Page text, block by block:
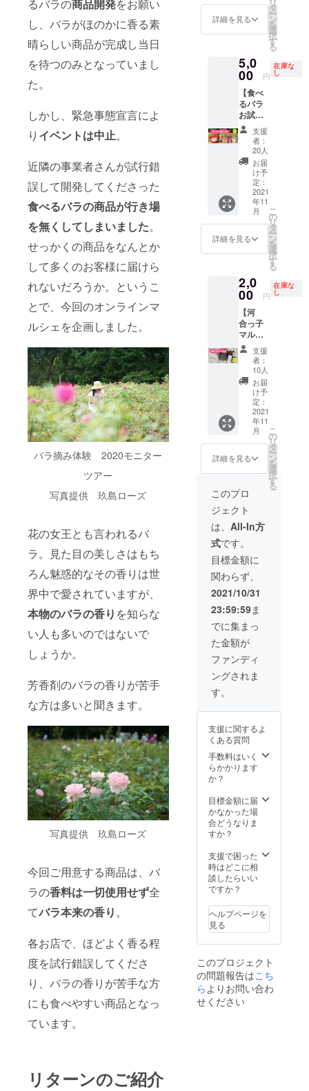
るバラの商品開発をお願い
し、バラがほのかに香る素
晴らしい商品が完成し当日
を待つのみとなっていまし
た。
しかし、緊急事態宣言によ
り イベントは中止。
近隣の事業者さんが試行錯
誤して開発してくださった
食べるバラの商品が行き場
を無くしてしまいました。
せっかくの商品をなんとか
して多くのお客様に届けら
れないだろうか。というこ
とで、今回のオンラインマ
ルシェを企画しました。
バラ摘み体験 2020モニター
ツアー
写真提供 玖島ローズ
花の女王とも言われるバ
ラ。見た目の美しさはもち
ろん魅惑的なその香りは世
界中で愛されていますが、
本物のバラの香り を知らな
い人も多いのではないで
しょうか。
芳香剤のバラの香りが苦手
な方は多いと聞きます。
写真提供 玖島ローズ
今回ご用意する商品は、バ
ラの香料は一切使用せず全
てバラ本来の香り。
各お店で、ほどよく香る程
度を試行錯誤してくださ
り、バラの香りが苦手な方
にも食べやすい商品となっ
ています。
リターンのご紹介
●NOAS
OBIキャ
サイズ
27cm×
31cm×
16cm
耐荷重
16.5kg
●お礼の
お手紙
今年か
わいス
キー場
にオー
プンし
たばか
りの
Noasob
iキャン
飛騨の
森
ウィー
クでは
Noasob
iブース
を設営
し、自
然での
遊び方
をPRし
てくれ
る予定
でし
た。こ
スの支
援でこ
の
Noasob
iキャン
プ場を
てくだ
さい。
す。
メール
アドレ
スの記
願いし
ます。
商品は
いらな
いけど
応援し
たいと
いう方
はこち
らをお
願いし
ます。
来年度
の食べ
るバラ
と飛騨
の森
援して
くださ
る方、
河合町
の活性
化を応
援して
くださ
る方は
こちら
をお願
いしま
す。 い
ただい
たご支
援は、
実行委
に使用
いただ
きま
詳細を見る
タ
ー
ン
を
選
択
す
る
5,0
00 円
在庫な
し
【食べ
るバラ
お試し
６種】
◆お届
け内容
◆ ●
ちょ
こっと
バラの
花びら
入り味
噌煎餅
(3枚)
井之廣
製菓舗
限 発
送から
約3ヶ月
●バラ酢
ドレッ
シング
(１本)
ゆぅ
わ〜く
はうす
賞味期
限 発
送から
約2ヶ月
●生パス
タ
フェッ
ズ
(200g)
飛騨
食〜
HIDASY
OKU~
賞味期
限 発
送から
約3週間
●バラの
塩
(10g)1
玖島
ローズ
賞味期
限 発
送から
ラのし
ずく
（バラ
のシ
ロッ
プ）
ローズ
賞味期
限 発送
●香るバ
ラのラ
ングド
シャ(3
島ロー
ズ 賞味
期限
発送か
４ヶ月
●お礼の
お手紙
支援
者：
20人
お届
け予
定：
2021
年11
月
詳細を見る
こ
の
リ
タ
ー
ン
を
選
択
す
る
2,0
00 円
在庫な
し
【河
合っ子
マル
シェ応
援】 ◆
お届け
内容◆
●乾燥さ
せた黒
文字枝
100g ●
使い方
説明書
●お礼の
お手紙
黒文字
はとて
も良い
香りが
する木
です。
入浴剤
などと
してご
活用く
ださ
い。不
織布の
袋など
に入れ
て浴槽
に入れ
ても良
いです
て濾し
をお風
呂に入
れるの
がオス
スメで
カビが
生えや
すいの
で、高
を避け
て保存
してく
ださ
合っ子
マル
シェ
は、地
学生有
志が地
域の資
源を生
かした
支援
者：
10人
お届
け予
定：
2021
年11
月
詳細を見る
こ
の
リ
タ
ー
ン
を
選
択
す
る
このプロ
ジェクト
は、 All-In方
式です。
目標金額に
関わらず、
2021/10/31
23:59:59ま
でに集まっ
た金額が
ファンディ
ングされま
す。
支援に関するよ
くある質問
手数料はいく
らかかります
か？
目標金額に届
かなかった場
合どうなりま
すか？
支援で困った
時はどこに相
談したらいい
ですか？
ヘルプページを
見る
このプロジェクト
の問題報告はこち
ら よりお問い合わ
せください